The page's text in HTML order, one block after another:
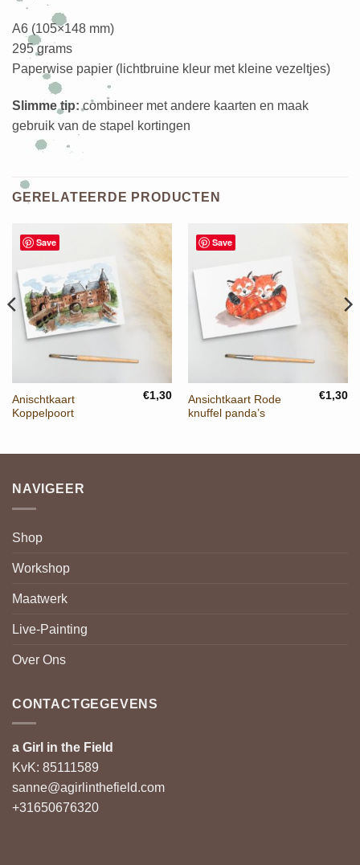
A6 (105×148 mm)
295 grams
Paperwise papier (lichtbruine kleur met kleine vezeltjes)
Slimme tip:combineer met andere kaarten en maak
gebruik van de stapel kortingen
GERELATEERDE PRODUCTEN
Save
Anischtkaart
Koppelpoort
€1,30
Save
Ansichtkaart Rode
knuffel panda’s
€1,30
NAVIGEER
Shop
Workshop
Maatwerk
Live-Painting
Over Ons
CONTACTGEGEVENS
a Girl in the Field
KvK: 85111589
sanne@agirlinthefield.com
+31650676320